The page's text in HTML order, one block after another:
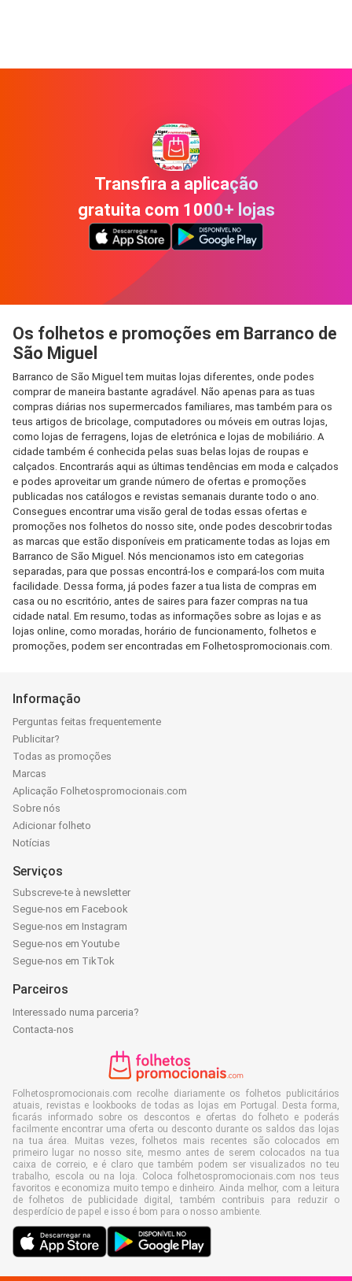
Transfira a aplicação
gratuita com 1000+ lojas
Os folhetos e promoções em Barranco de
São Miguel
Barranco de São Miguel tem muitas lojas diferentes, onde podes
comprar de maneira bastante agradável. Não apenas para as tuas
compras diárias nos supermercados familiares, mas também para os
teus artigos de bricolage, computadores ou móveis em outras lojas,
como lojas de ferragens, lojas de eletrónica e lojas de mobiliário. A
cidade também é conhecida pelas suas belas lojas de roupas e
calçados. Encontrarás aqui as últimas tendências em moda e calçados
e podes aproveitar um grande número de ofertas e promoções
publicadas nos catálogos e revistas semanais durante todo o ano.
Consegues encontrar uma visão geral de todas essas ofertas e
promoções nos folhetos do nosso site, onde podes descobrir todas
as marcas que estão disponíveis em praticamente todas as lojas em
Barranco de São Miguel. Nós mencionamos isto em categorias
separadas, para que possas encontrá-los e compará-los com muita
facilidade. Dessa forma, já podes fazer a tua lista de compras em
casa ou no escritório, antes de saires para fazer compras na tua
cidade natal. Em resumo, todas as informações sobre as lojas e as
lojas online, como moradas, horário de funcionamento, folhetos e
promoções, podem ser encontradas em Folhetospromocionais.com.
Informação
Perguntas feitas frequentemente
Publicitar?
Todas as promoções
Marcas
Aplicação Folhetospromocionais.com
Sobre nós
Adicionar folheto
Notícias
Serviços
Subscreve-te à newsletter
Segue-nos em Facebook
Segue-nos em Instagram
Segue-nos em Youtube
Segue-nos em TikTok
Parceiros
Interessado numa parceria?
Contacta-nos
Folhetospromocionais.com recolhe diariamente os folhetos publicitários
atuais, revistas e lookbooks de todas as lojas em Portugal. Desta forma,
ficarás informado sobre os descontos e ofertas do folheto e poderás
facilmente encontrar uma oferta ou desconto durante os saldos das lojas
na tua área. Muitas vezes, folhetos mais recentes são colocados em
primeiro lugar no nosso site, mesmo antes de serem colocados na tua
caixa de correio, e é claro que também podem ser visualizados no teu
trabalho, escola ou na loja. Coloca folhetospromocionais.com nos teus
favoritos e economiza muito tempo e dinheiro. Ainda melhor, com a leitura
de folhetos de publicidade digital, também contribuis para reduzir o
desperdício de papel e isso é bom para o nosso ambiente.